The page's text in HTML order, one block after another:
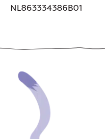
NL863334386B01